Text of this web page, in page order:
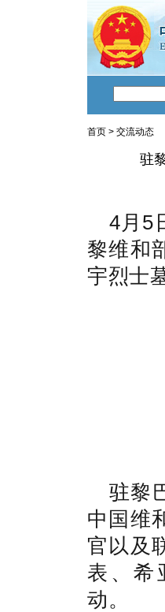
首页 > 交流动态
驻
4月5
黎维和
宇烈士
驻黎
中国维
官以及
表、希
动。